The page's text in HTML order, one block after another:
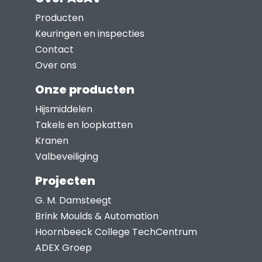
optie
gekozen
productpagina
Producten
Keuringen en inspecties
Contact
Over ons
Onze producten
Hijsmiddelen
Takels en loopkatten
Kranen
Valbeveiliging
Projecten
G. M. Damsteegt
Brink Moulds & Automation
Hoornbeeck College TechCentrum
ADEX Groep